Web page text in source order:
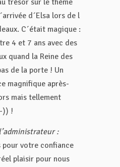
trésor sur le thème
d´Elsa lors de l
C´était magique :
4 et 7 ans avec des
quand la Reine des
de la porte ! Un
magnifique après-
mais tellement
)) !
:
pour votre confiance
plaisir pour nous